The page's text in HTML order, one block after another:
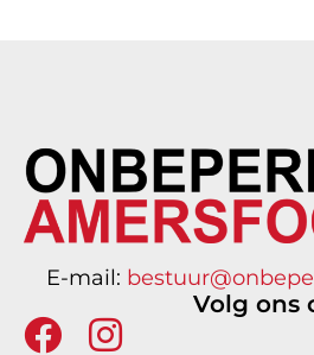
E-mail:
Volg ons